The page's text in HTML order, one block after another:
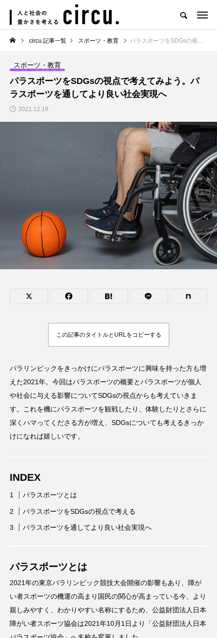
circu.記事一覧 スポーツ・教育 パラスポーツをSDGsの視点で考えてみよう。パラスポーツを通してより良い社会実現へ
スポーツ・教育
パラスポーツをSDGsの視点で考えてみよう。パ
ラスポーツを通してより良い社会実現へ
2021.12.18
この記事のタイトルとURLをコピーする
パラリンピックをきっかけにパラスポーツに興味を持った方も増
えた2021年。今回はパラスポーツの概要とパラスポーツが個人
や社会に与える影響についてSDGsの視点からも考えていきま
す。これを機にパラスポーツを観戦したり、体験したりとさらに
深くハマってくださる方が増え、SDGsについても考えるきっか
けになれば嬉しいです。
INDEX
パラスポーツとは
パラスポーツをSDGsの視点で考える
パラスポーツを通してより良い社会実現へ
パラスポーツとは
2021年の東京パラリンピック競技大会開催の影響もあり、障が
い者スポーツの機運の高まり国民の関心が高まっている今、より
親しみやすく、わかりやすい名称にするため、公益財団法人日本
障がい者スポーツ協会は2021年10月1日より「公益財団法人日本